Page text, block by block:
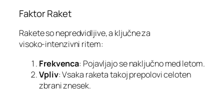
Faktor Raket
Rakete so nepredvidljive, a ključne za
visoko‑intenzivni ritem:
Frekvenca: Pojavljajo se naključno med letom.
Vpliv: Vsaka raketa takoj prepolovi celoten
zbrani znesek.